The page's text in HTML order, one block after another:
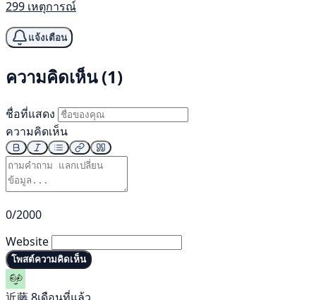
299 เหตุการณ์
แจ้งเตือน
ความคิดเห็น (1)
ชื่อที่แสดง
ความคิดเห็น
0/2000
Website
โพสต์ความคิดเห็น